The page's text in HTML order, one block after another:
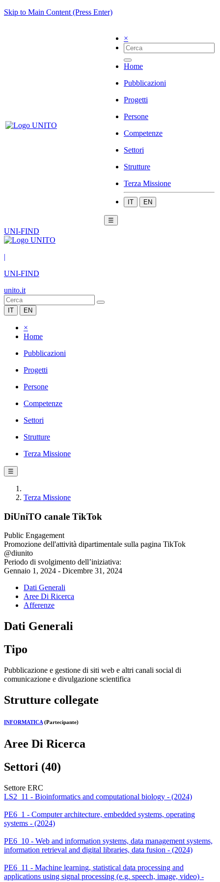
Skip to Main Content (Press Enter)
×
Home
Pubblicazioni
Progetti
Persone
Competenze
Settori
Strutture
Terza Missione
IT EN
☰
UNI-FIND
|
UNI-FIND
unito.it
IT EN
×
Home
Pubblicazioni
Progetti
Persone
Competenze
Settori
Strutture
Terza Missione
☰
Terza Missione
DiUniTO canale TikTok
Public Engagement
Promozione dell'attività dipartimentale sulla pagina TikTok
@diunito
Periodo di svolgimento dell’iniziativa:
Gennaio 1, 2024 - Dicembre 31, 2024
Dati Generali
Aree Di Ricerca
Afferenze
Dati Generali
Tipo
Pubblicazione e gestione di siti web e altri canali social di
comunicazione e divulgazione scientifica
Strutture collegate
INFORMATICA (Partecipante)
Aree Di Ricerca
Settori (40)
Settore ERC
LS2_11 - Bioinformatics and computational biology - (2024)
PE6_1 - Computer architecture, embedded systems, operating
systems - (2024)
PE6_10 - Web and information systems, data management systems,
information retrieval and digital libraries, data fusion - (2024)
PE6_11 - Machine learning, statistical data processing and
applications using signal processing (e.g. speech, image, video) -